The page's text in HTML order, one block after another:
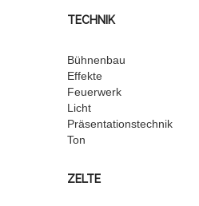
TECHNIK
Bühnenbau
Effekte
Feuerwerk
Licht
Präsentationstechnik
Ton
ZELTE